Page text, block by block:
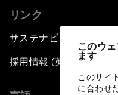
このウ
ます
このサイ
に合わせ
リンク
サステナビリティへの取
採用情報 (英語のみ)